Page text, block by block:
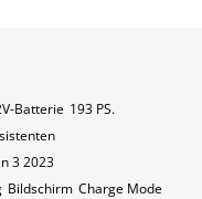
Batterie 193 PS.
3 2023
Bildschirm Charge Mode